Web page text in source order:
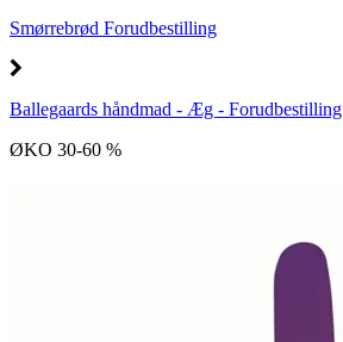
Smørrebrød Forudbestilling
Ballegaards håndmad - Æg - Forudbestilling
ØKO 30-60 %